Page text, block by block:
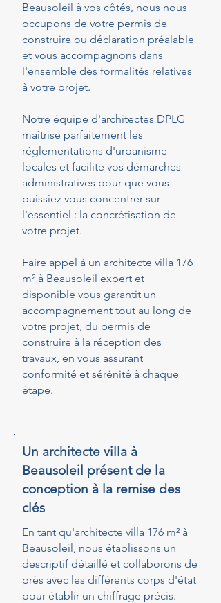
Beausoleil à vos côtés, nous nous
occupons de votre permis de
construire ou déclaration préalable
et vous accompagnons dans
l'ensemble des formalités relatives
à votre projet.
Notre équipe d'architectes DPLG
maîtrise parfaitement les
réglementations d'urbanisme
locales et facilite vos démarches
administratives pour que vous
puissiez vous concentrer sur
l'essentiel : la concrétisation de
votre projet.
Faire appel à un architecte villa 176
m² à Beausoleil expert et
disponible vous garantit un
accompagnement tout au long de
votre projet, du permis de
construire à la réception des
travaux, en vous assurant
conformité et sérénité à chaque
étape.
Un architecte villa à
Beausoleil présent de la
conception à la remise des
clés
En tant qu'architecte villa 176 m² à
Beausoleil, nous établissons un
descriptif détaillé et collaborons de
près avec les différents corps d'état
pour établir un chiffrage précis.